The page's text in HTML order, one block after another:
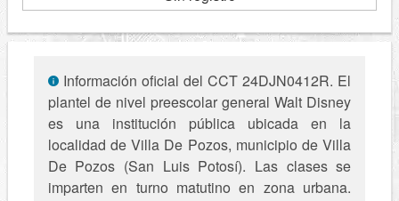
Información oficial del CCT 24DJN0412R. El
plantel de nivel preescolar general Walt Disney
es una institución pública ubicada en la
localidad de Villa De Pozos, municipio de Villa
De Pozos (San Luis Potosí). Las clases se
imparten en turno matutino en zona urbana.